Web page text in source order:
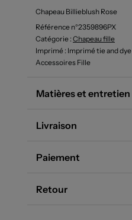
Chapeau Billieblush Rose
Référence n°2359896PX
Catégorie : Chapeau fille
Imprimé : Imprimé tie and dye
Accessoires Fille
Matières et entretien
Livraison
Paiement
Retour